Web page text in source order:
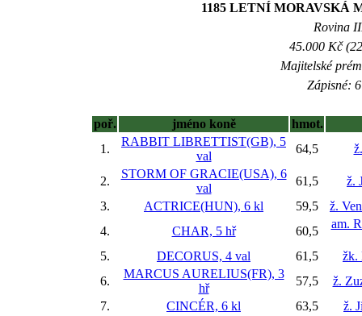
1185 LETNÍ MORAVSKÁ
Rovina
45.000 Kč
Majitelské
Zápisné:
poř. jméno koně
hmot.
1.
RABBIT LIBRETTIST(GB), 5
val
64,5
2.
STORM OF GRACIE(USA), 6
val
61,5
ž.
3.
ACTRICE(HUN), 6 kl 59,5
ž.
4.
CHAR, 5 hř 60,5
am.
5. DECORUS, 4 val 61,5
žk.
6.
MARCUS AURELIUS(FR), 3
hř
57,5
ž.
7.
CINCÉR, 6 kl 63,5
ž.